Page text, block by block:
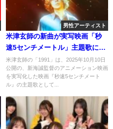
男性アーティスト
米津玄師の新曲が実写映画「秒
速5センチメートル」主題歌に！
曲のタイトル「1991」の意味
は？
米津玄師の「1991」は、2025年10月10日
公開の、新海誠監督のアニメーション映画
を実写化した映画『秒速5センチメート
ル』の主題歌として...